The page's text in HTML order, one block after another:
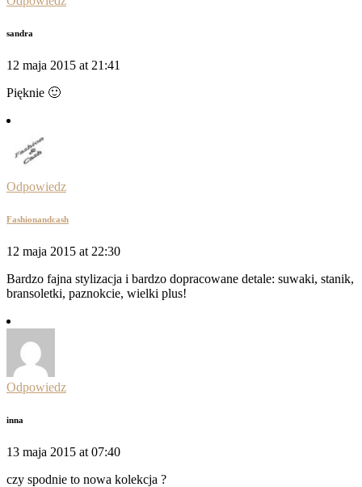
sandra
12 maja 2015 at 21:41
Pięknie 🙂
Odpowiedz
Fashionandcash
12 maja 2015 at 22:30
Bardzo fajna stylizacja i bardzo dopracowane detale: suwaki, stanik,
bransoletki, paznokcie, wielki plus!
Odpowiedz
inna
13 maja 2015 at 07:40
czy spodnie to nowa kolekcja ?